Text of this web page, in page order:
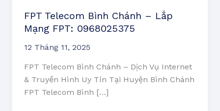
FPT Telecom Bình Chánh – Lắp
Mạng FPT: 0968025375
12 Tháng 11, 2025
FPT Telecom Bình Chánh – Dịch Vụ Internet
& Truyền Hình Uy Tín Tại Huyện Bình Chánh
FPT Telecom Bình […]